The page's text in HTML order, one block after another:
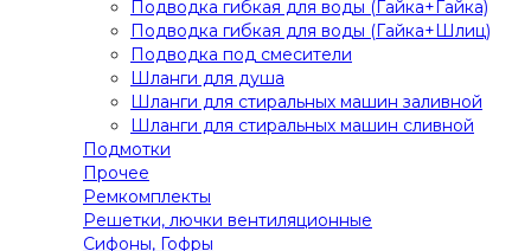
Подводка гибкая для воды (Гайка+Гайка)
Подводка гибкая для воды (Гайка+Шлиц)
Подводка под смесители
Шланги для душа
Шланги для стиральных машин заливной
Шланги для стиральных машин сливной
Подмотки
Прочее
Ремкомплекты
Решетки, лючки вентиляционные
Сифоны, Гофры